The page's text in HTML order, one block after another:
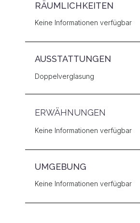
RÄUMLICHKEITEN
Keine Informationen verfügbar
AUSSTATTUNGEN
Doppelverglasung
ERWÄHNUNGEN
Keine Informationen verfügbar
UMGEBUNG
Keine Informationen verfügbar